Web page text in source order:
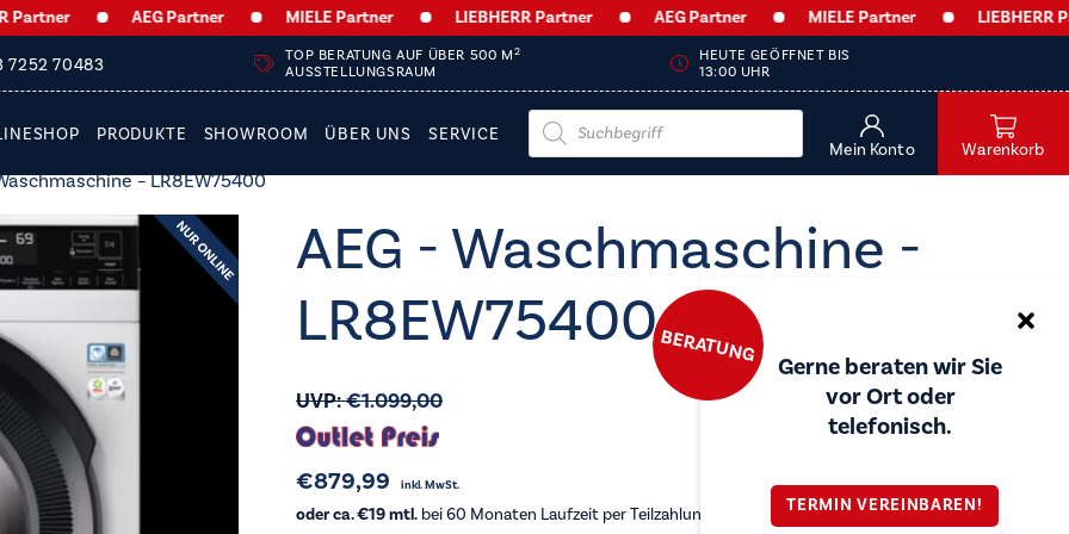
AEG Partner MIELE Partner LIEBHERR Partner AEG Partner MIELE Partner LIEBHERR Partner
7252 70483 TOP BERATUNG AUF ÜBER 500 M2
AUSSTELLUNGSRAUM
HEUTE GEÖFFNET BIS
13:00 UHR
PRODUKTE SHOWROOM ÜBER UNS SERVICE
Products
search
Mein Konto Warenkorb
BERATUNG
Gerne beraten wir Sie
vor Ort oder
telefonisch.
TERMIN VEREINBAREN!
– LR8EW75400
AEG - Waschmaschine -
LR8EW75400
UVP:€1.099,00
€879,99 inkl. MwSt.
oder ca. €19 mtl.bei 60 Monaten Laufzeit per Teilzahlung